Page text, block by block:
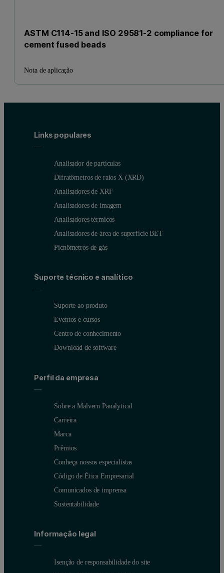
ASTM C114-15 and ISO 29581-2 compliance for
cement fused beads
Nota de aplicação
Links populares
Analisador de partículas
Difratômetros de raios X (XRD)
Analisadores de XRF
Analisadores de imagem
Analisadores térmicos
Analisadores de área de superfície BET
Picnômetros de gás
Suporte técnico e analítico
Suporte ao produto
Eventos e cursos
Centro de conhecimento
Download de software
Perfil da empresa
Sobre a Malvern Panalytical
Carreira
Marca
Prêmios
Conheça nossos especialistas
Código de Ética Empresarial
Comunicados de imprensa
Sustentabilidade
Informação legal
Isenção de responsabilidade do site